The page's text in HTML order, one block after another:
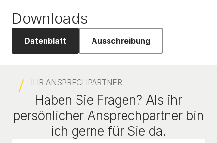
Downloads
Datenblatt Ausschreibung
IHR ANSPRECHPARTNER
Haben Sie Fragen? Als ihr
persönlicher Ansprechpartner bin
ich gerne für Sie da.